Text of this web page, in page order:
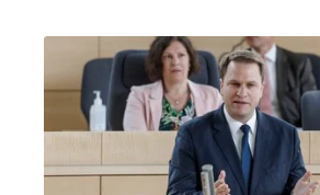
Sichtbarkeit und eine stärkere
und Öffentlichkeit zu geben.